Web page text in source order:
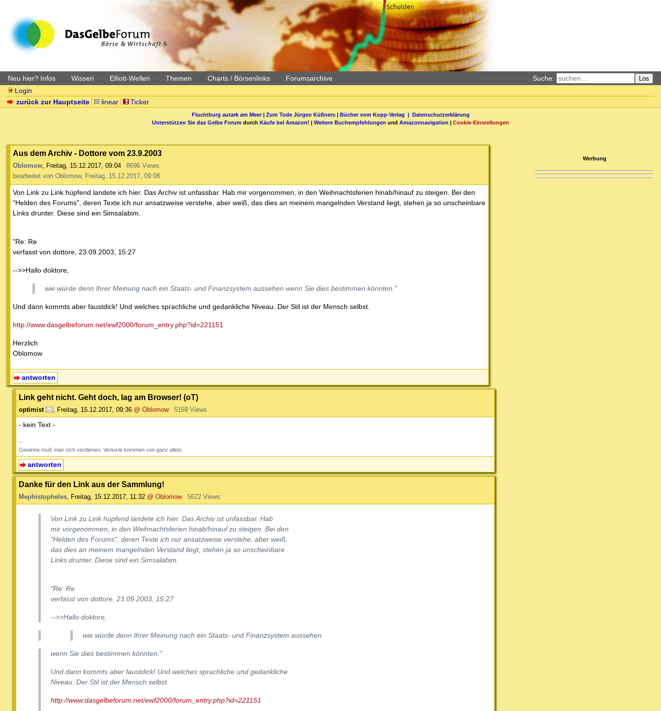
Neu hier? Infos Wissen Elliott-Wellen Themen Charts / Börsenlinks Forumsarchive Suche: Los
Login
zurück zur Hauptseite
linear Ticker
Fluchtburg autark am Meer| Zum Tode Jürgen Küßners| Bücher vom Kopp-Verlag | Datenschutzerklärung
Unterstützen Sie das Gelbe Forum durch Käufe bei Amazon! | Weitere Buchempfehlungen und Amazonnavigation | Cookie-Einstellungen
Aus dem Archiv - Dottore vom 23.9.2003
Oblomow, Freitag, 15.12.2017, 09:04
8696 Views
bearbeitet von Oblomow, Freitag, 15.12.2017, 09:08
Von Link zu Link hüpfend landete ich hier. Das Archiv ist unfassbar. Hab mir vorgenommen, in den Weihnachtsferien hinab/hinauf zu steigen. Bei den
"Helden des Forums", deren Texte ich nur ansatzweise verstehe, aber weiß, das dies an meinem mangelnden Verstand liegt, stehen ja so unscheinbare
Links drunter. Diese sind ein Simsalabim.
"Re: Re
verfasst von dottore, 23.09.2003, 15:27
-->>Hallo doktore,
wie würde denn Ihrer Meinung nach ein Staats- und Finanzsystem aussehen wenn Sie dies bestimmen könnten."
Und dann kommts aber faustdick! Und welches sprachliche und gedankliche Niveau. Der Stil ist der Mensch selbst.
http://www.dasgelbeforum.net/ewf2000/forum_entry.php?id=221151
Herzlich
Oblomow
antworten
Link geht nicht. Geht doch, lag am Browser! (oT)
optimist , Freitag, 15.12.2017, 09:36 @ Oblomow 5159 Views
- kein Text -
--
Gewinne muß man sich verdienen. Verluste kommen von ganz allein.
antworten
Danke für den Link aus der Sammlung!
Mephistopheles, Freitag, 15.12.2017, 11:32 @ Oblomow 5622 Views
Von Link zu Link hüpfend landete ich hier. Das Archiv ist unfassbar. Hab
mir vorgenommen, in den Weihnachtsferien hinab/hinauf zu steigen. Bei den
"Helden des Forums", deren Texte ich nur ansatzweise verstehe, aber weiß,
das dies an meinem mangelnden Verstand liegt, stehen ja so unscheinbare
Links drunter. Diese sind ein Simsalabim.
"Re: Re
verfasst von dottore, 23.09.2003, 15:27
-->>Hallo doktore,
wie würde denn Ihrer Meinung nach ein Staats- und Finanzsystem aussehen
wenn Sie dies bestimmen könnten."
Und dann kommts aber faustdick! Und welches sprachliche und gedankliche
Niveau. Der Stil ist der Mensch selbst.
http://www.dasgelbeforum.net/ewf2000/forum_entry.php?id=221151
Werbung